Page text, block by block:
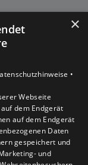
benötigen
unserer
×
•
Webseite
dem Endgerät
auf dem Endgerät
Daten
gespeichert und
und